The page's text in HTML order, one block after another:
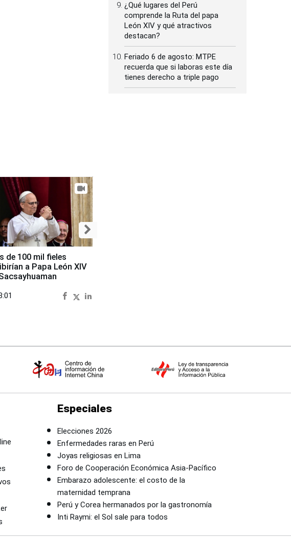
de 100 mil fieles
a Papa León XIV
¿Qué lugares del Perú
comprende la Ruta del papa
León XIV y qué atractivos
destacan?
Feriado 6 de agosto: MTPE
recuerda que si laboras este día
tienes derecho a triple pago
Especiales
Elecciones 2026
Enfermedades raras en Perú
Joyas religiosas en Lima
Foro de Cooperación Económica Asia-Pacífico
Embarazo adolescente: el costo de la
maternidad temprana
Perú y Corea hermanados por la gastronomía
Inti Raymi: el Sol sale para todos